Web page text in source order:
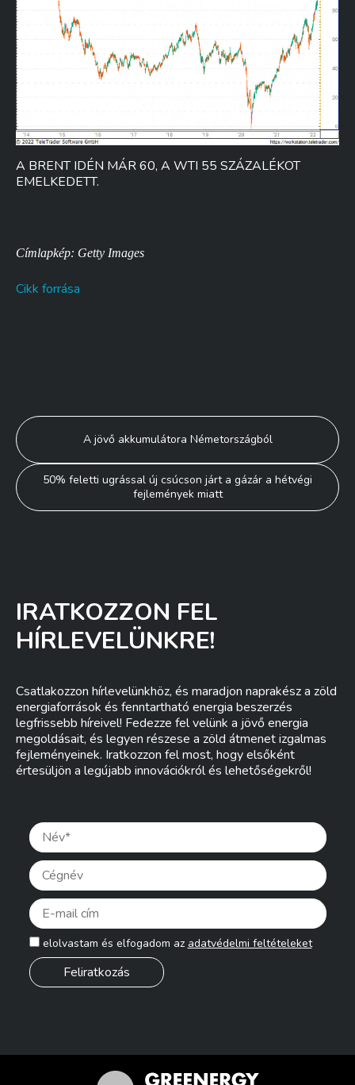
A BRENT IDÉN MÁR 60, A WTI 55 SZÁZALÉKOT
EMELKEDETT.
Címlapkép: Getty Images
Cikk forrása
Bejegyzés
navigáció
A jövő akkumulátora Németországból
50% feletti ugrással új csúcson járt a gázár a hétvégi
fejlemények miatt
IRATKOZZON FEL
HÍRLEVELÜNKRE!
Csatlakozzon hírlevelünkhöz, és maradjon naprakész a zöld
energiaforrások és fenntartható energia beszerzés
legfrissebb híreivel! Fedezze fel velünk a jövő energia
megoldásait, és legyen részese a zöld átmenet izgalmas
fejleményeinek. Iratkozzon fel most, hogy elsőként
értesüljön a legújabb innovációkról és lehetőségekről!
elolvastam és elfogadom az adatvédelmi feltételeket